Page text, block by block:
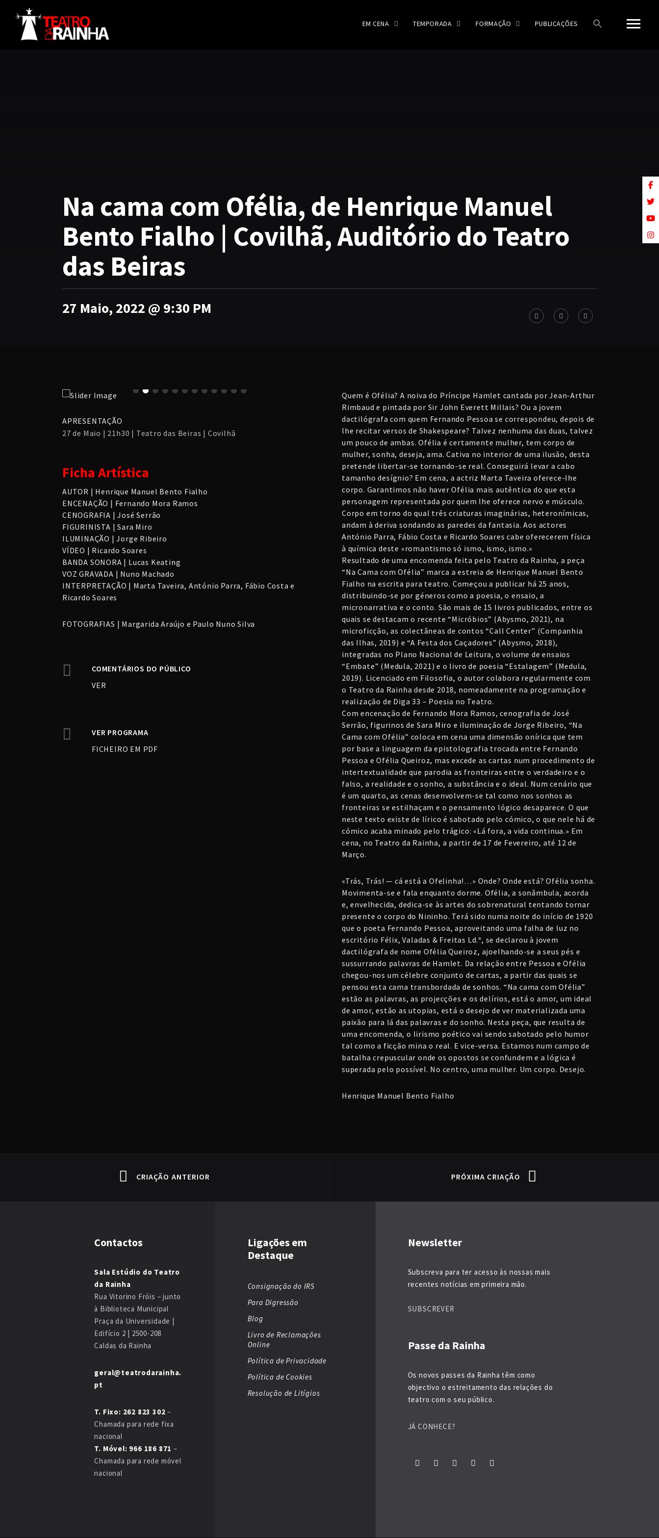
EM CENA TEMPORADA FORMAÇÃO PUBLICAÇÕES
Na cama com Ofélia, de Henrique Manuel
Bento Fialho | Covilhã, Auditório do Teatro
das Beiras
27 Maio, 2022 @ 9:30 PM
APRESENTAÇÃO
27 de Maio | 21h30 | Teatro das Beiras | Covilhã
Ficha Artística
AUTOR | Henrique Manuel Bento Fialho
ENCENAÇÃO | Fernando Mora Ramos
CENOGRAFIA | José Serrão
FIGURINISTA | Sara Miro
ILUMINAÇÃO | Jorge Ribeiro
VÍDEO | Ricardo Soares
BANDA SONORA | Lucas Keating
VOZ GRAVADA | Nuno Machado
INTERPRETAÇÃO | Marta Taveira, António Parra, Fábio Costa e
Ricardo Soares
FOTOGRAFIAS | Margarida Araújo e Paulo Nuno Silva
COMENTÁRIOS DO PÚBLICO
VER
VER PROGRAMA
FICHEIRO EM PDF
Quem é Ofélia? A noiva do Príncipe Hamlet cantada por Jean-Arthur
Rimbaud e pintada por Sir John Everett Millais? Ou a jovem
dactilógrafa com quem Fernando Pessoa se correspondeu, depois de
lhe recitar versos de Shakespeare? Talvez nenhuma das duas, talvez
um pouco de ambas. Ofélia é certamente mulher, tem corpo de
mulher, sonha, deseja, ama. Cativa no interior de uma ilusão, desta
pretende libertar-se tornando-se real. Conseguirá levar a cabo
tamanho desígnio? Em cena, a actriz Marta Taveira oferece-lhe
corpo. Garantimos não haver Ofélia mais autêntica do que esta
personagem representada por quem lhe oferece nervo e músculo.
Corpo em torno do qual três criaturas imaginárias, heteronímicas,
andam à deriva sondando as paredes da fantasia. Aos actores
António Parra, Fábio Costa e Ricardo Soares cabe oferecerem física
à química deste «romantismo só ismo, ismo, ismo.»
Resultado de uma encomenda feita pelo Teatro da Rainha, a peça
“Na Cama com Ofélia” marca a estreia de Henrique Manuel Bento
Fialho na escrita para teatro. Começou a publicar há 25 anos,
distribuindo-se por géneros como a poesia, o ensaio, a
micronarrativa e o conto. São mais de 15 livros publicados, entre os
quais se destacam o recente “Micróbios” (Abysmo, 2021), na
microficção, as colectâneas de contos “Call Center” (Companhia
das Ilhas, 2019) e “A Festa dos Caçadores” (Abysmo, 2018),
integradas no Plano Nacional de Leitura, o volume de ensaios
“Embate” (Medula, 2021) e o livro de poesia “Estalagem” (Medula,
2019). Licenciado em Filosofia, o autor colabora regularmente com
o Teatro da Rainha desde 2018, nomeadamente na programação e
realização de Diga 33 – Poesia no Teatro.
Com encenação de Fernando Mora Ramos, cenografia de José
Serrão, figurinos de Sara Miro e iluminação de Jorge Ribeiro, “Na
Cama com Ofélia” coloca em cena uma dimensão onírica que tem
por base a linguagem da epistolografia trocada entre Fernando
Pessoa e Ofélia Queiroz, mas excede as cartas num procedimento de
intertextualidade que parodia as fronteiras entre o verdadeiro e o
falso, a realidade e o sonho, a substância e o ideal. Num cenário que
é um quarto, as cenas desenvolvem-se tal como nos sonhos as
fronteiras se estilhaçam e o pensamento lógico desaparece. O que
neste texto existe de lírico é sabotado pelo cómico, o que nele há de
cómico acaba minado pelo trágico: «Lá fora, a vida continua.» Em
cena, no Teatro da Rainha, a partir de 17 de Fevereiro, até 12 de
Março.
«Trás, Trás! — cá está a Ofelinha!…» Onde? Onde está? Ofélia sonha.
Movimenta-se e fala enquanto dorme. Ofélia, a sonâmbula, acorda
e, envelhecida, dedica-se às artes do sobrenatural tentando tornar
presente o corpo do Nininho. Terá sido numa noite do início de 1920
que o poeta Fernando Pessoa, aproveitando uma falha de luz no
escritório Félix, Valadas & Freitas Ld.ª, se declarou à jovem
dactilógrafa de nome Ofélia Queiroz, ajoelhando-se a seus pés e
sussurrando palavras de Hamlet. Da relação entre Pessoa e Ofélia
chegou-nos um célebre conjunto de cartas, a partir das quais se
pensou esta cama transbordada de sonhos. “Na cama com Ofélia”
estão as palavras, as projecções e os delírios, está o amor, um ideal
de amor, estão as utopias, está o desejo de ver materializada uma
paixão para lá das palavras e do sonho. Nesta peça, que resulta de
uma encomenda, o lirismo poético vai sendo sabotado pelo humor
tal como a ficção mina o real. E vice-versa. Estamos num campo de
batalha crepuscular onde os opostos se confundem e a lógica é
superada pelo possível. No centro, uma mulher. Um corpo. Desejo.
Henrique Manuel Bento Fialho
CRIAÇÃO ANTERIOR PRÓXIMA CRIAÇÃO
Contactos
Sala Estúdio do Teatro
da Rainha
Rua Vitorino Fróis – junto
à Biblioteca Municipal
Praça da Universidade |
Edifício 2 | 2500-208
Caldas da Rainha
geral@teatrodarainha.
pt
T. Fixo: 262 823 302 –
Chamada para rede fixa
nacional
T. Móvel: 966 186 871 –
Chamada para rede móvel
nacional
Ligações em
Destaque
Consignação do IRS
Para Digressão
Blog
Livro de Reclamações
Online
Política de Privacidade
Política de Cookies
Resolução de Litígios
Newsletter
Subscreva para ter acesso às nossas mais
recentes notícias em primeira mão.
SUBSCREVER
Passe da Rainha
Os novos passes da Rainha têm como
objectivo o estreitamento das relações do
teatro com o seu público.
JÁ CONHECE?